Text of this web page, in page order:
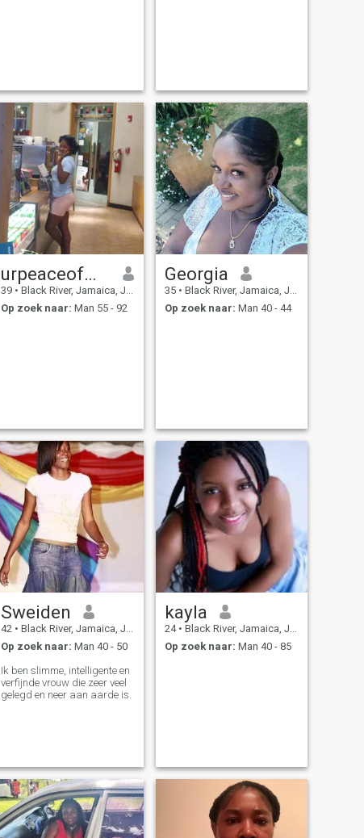
urpeaceofmind
39 • Black River, Jamaica, Jamaica
Op zoek naar: Man 55 - 92
Georgia
35 • Black River, Jamaica, Jamaica
Op zoek naar: Man 40 - 44
Sweiden
42 • Black River, Jamaica, Jamaica
Op zoek naar: Man 40 - 50
Ik ben slimme, intelligente en
verfijnde vrouw die zeer veel
gelegd en neer aan aarde is.
kayla
24 • Black River, Jamaica, Jamaica
Op zoek naar: Man 40 - 85